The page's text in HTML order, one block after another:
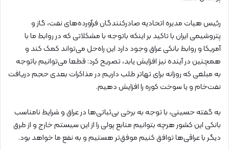
رئیس هیات مدیره اتحادیه صادرکنندگان فرآورده‌های نفت، گاز و
پتروشیمی ایران با تاکید بر اینکه باتوجه با مشکلاتی که در روابط ما با
آمریکا و روابط بانکی عراق وجود دارد این راه‌حل می‌تواند کمک کند و
همچنین در آینده نیز افزایش یابد، تصریح کرد: قطعا می‌توانیم باتوجه
به مبلغی که روزانه برای تهاتر طلب داریم در مذاکرات بعدی حجم دریافت
نفت‌خام و یا سوخت کوره را افزایش دهیم.
به گفته حسینی، با توجه به برخی بی‌ثباتی‌ها در عراق و شرایط نامناسب
بانکی این کشور هرچه بتوانیم منابع پولی را از این سیستم خارج و از طرق
دیگر با عراقی‌ها توافق کنیم موفق‌تر هستیم و به نفع ما خواهد بود.